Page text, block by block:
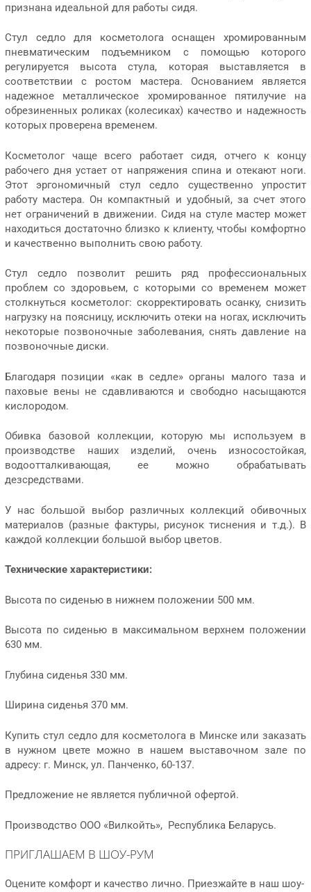
признана идеальной для работы сидя.
Стул седло для косметолога оснащен хромированным
пневматическим подъемником с помощью которого
регулируется высота стула, которая выставляется в
соответствии с ростом мастера. Основанием является
надежное металлическое хромированное пятилучие на
обрезиненных роликах (колесиках) качество и надежность
которых проверена временем.
Косметолог чаще всего работает сидя, отчего к концу
рабочего дня устает от напряжения спина и отекают ноги.
Этот эргономичный стул седло существенно упростит
работу мастера. Он компактный и удобный, за счет этого
нет ограничений в движении. Сидя на стуле мастер может
находиться достаточно близко к клиенту, чтобы комфортно
и качественно выполнить свою работу.
Стул седло позволит решить ряд профессиональных
проблем со здоровьем, с которыми со временем может
столкнуться косметолог: скорректировать осанку, снизить
нагрузку на поясницу, исключить отеки на ногах, исключить
некоторые позвоночные заболевания, снять давление на
позвоночные диски.
Благодаря позиции «как в седле» органы малого таза и
паховые вены не сдавливаются и свободно насыщаются
кислородом.
Обивка базовой коллекции, которую мы используем в
производстве наших изделий, очень износостойкая,
водоотталкивающая, ее можно обрабатывать
дезсредствами.
У нас большой выбор различных коллекций обивочных
материалов (разные фактуры, рисунок тиснения и т.д.). В
каждой коллекции большой выбор цветов.
Технические характеристики:
Высота по сиденью в нижнем положении 500 мм.
Высота по сиденью в максимальном верхнем положении
630 мм.
Глубина сиденья 330 мм.
Ширина сиденья 370 мм.
Купить стул седло для косметолога в Минске или заказать
в нужном цвете можно в нашем выставочном зале по
адресу: г. Минск, ул. Панченко, 60-137.
Предложение не является публичной офертой.
Производство ООО «Вилкойть», Республика Беларусь.
ПРИГЛАШАЕМ В ШОУ-РУМ
Оцените комфорт и качество лично. Приезжайте в наш шоу-